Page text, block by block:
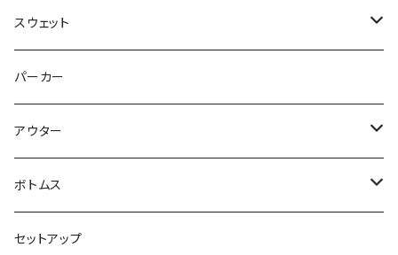
スウェット
トップス
パンツ
パーカー
アウター
ジャケット
コート
ボトムス
ロングパンツ
セットアップ